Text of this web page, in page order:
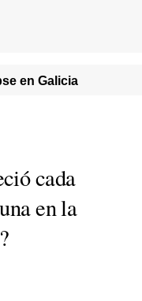
en Galicia
cada
en la